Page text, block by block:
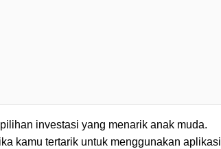
investasi yang menarik anak muda.
kamu tertarik untuk menggunakan aplikasi